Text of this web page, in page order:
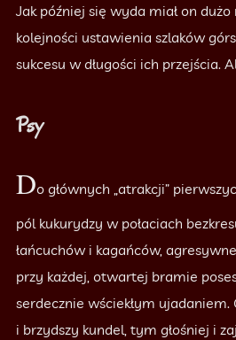
Jak później się wyda miał on
kolejności ustawienia szlaków
sukcesu w długości ich przejścia.
Psy
Do głównych „atrakcji”
pól kukurydzy w połaciach
łańcuchów i kagańców,
przy każdej, otwartej bramie
serdecznie wściekłym ujadaniem.
i brzydszy kundel, tym głośniej i